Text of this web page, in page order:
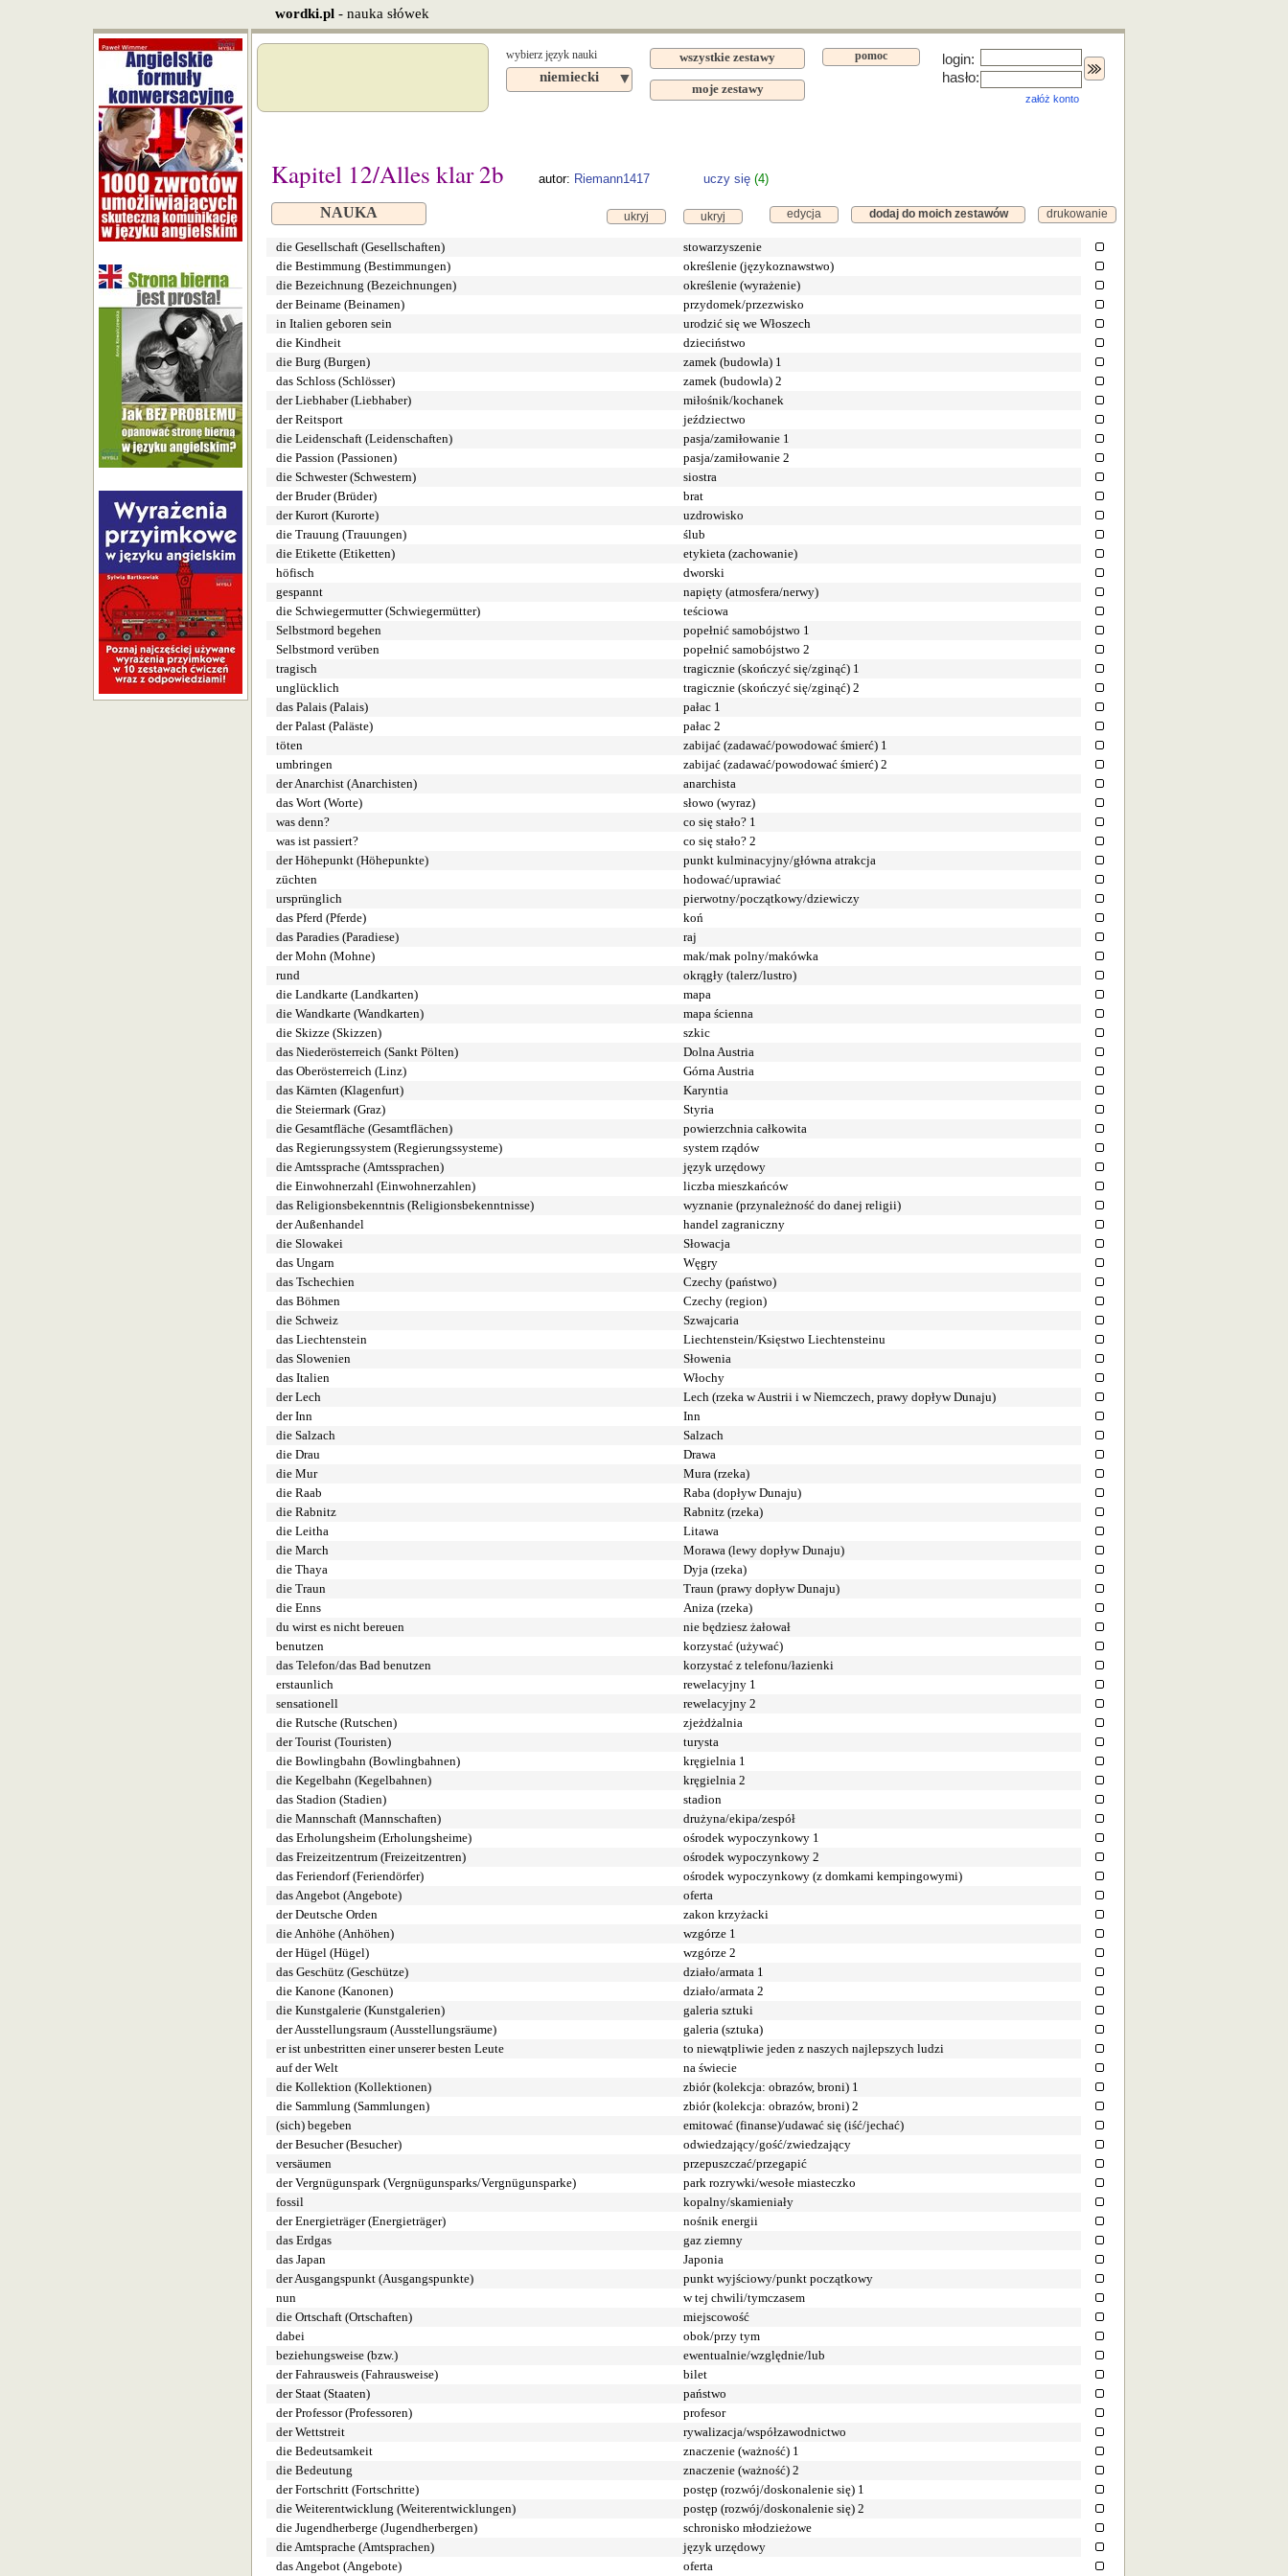
wordki.pl - nauka słówek
wybierz język nauki
niemiecki ▼
wszystkie zestawy
moje zestawy
pomoc
login:
hasło:
załóż konto
Kapitel 12/Alles klar 2b autor: Riemann1417 uczy się (4)
NAUKA ukryj ukryj edycja dodaj do moich zestawów drukowanie
die Gesellschaft (Gesellschaften)
stowarzyszenie
die Bestimmung (Bestimmungen)
określenie (językoznawstwo)
die Bezeichnung (Bezeichnungen)
określenie (wyrażenie)
der Beiname (Beinamen)
przydomek/przezwisko
in Italien geboren sein
urodzić się we Włoszech
die Kindheit
dzieciństwo
die Burg (Burgen)
zamek (budowla) 1
das Schloss (Schlösser)
zamek (budowla) 2
der Liebhaber (Liebhaber)
miłośnik/kochanek
der Reitsport
jeździectwo
die Leidenschaft (Leidenschaften)
pasja/zamiłowanie 1
die Passion (Passionen)
pasja/zamiłowanie 2
die Schwester (Schwestern)
siostra
der Bruder (Brüder)
brat
der Kurort (Kurorte)
uzdrowisko
die Trauung (Trauungen)
ślub
die Etikette (Etiketten)
etykieta (zachowanie)
höfisch
dworski
gespannt
napięty (atmosfera/nerwy)
die Schwiegermutter (Schwiegermütter)
teściowa
Selbstmord begehen
popełnić samobójstwo 1
Selbstmord verüben
popełnić samobójstwo 2
tragisch
tragicznie (skończyć się/zginąć) 1
unglücklich
tragicznie (skończyć się/zginąć) 2
das Palais (Palais)
pałac 1
der Palast (Paläste)
pałac 2
töten
zabijać (zadawać/powodować śmierć) 1
umbringen
zabijać (zadawać/powodować śmierć) 2
der Anarchist (Anarchisten)
anarchista
das Wort (Worte)
słowo (wyraz)
was denn?
co się stało? 1
was ist passiert?
co się stało? 2
der Höhepunkt (Höhepunkte)
punkt kulminacyjny/główna atrakcja
züchten
hodować/uprawiać
ursprünglich
pierwotny/początkowy/dziewiczy
das Pferd (Pferde)
koń
das Paradies (Paradiese)
raj
der Mohn (Mohne)
mak/mak polny/makówka
rund
okrągły (talerz/lustro)
die Landkarte (Landkarten)
mapa
die Wandkarte (Wandkarten)
mapa ścienna
die Skizze (Skizzen)
szkic
das Niederösterreich (Sankt Pölten)
Dolna Austria
das Oberösterreich (Linz)
Górna Austria
das Kärnten (Klagenfurt)
Karyntia
die Steiermark (Graz)
Styria
die Gesamtfläche (Gesamtflächen)
powierzchnia całkowita
das Regierungssystem (Regierungssysteme)
system rządów
die Amtssprache (Amtssprachen)
język urzędowy
die Einwohnerzahl (Einwohnerzahlen)
liczba mieszkańców
das Religionsbekenntnis (Religionsbekenntnisse)
wyznanie (przynależność do danej religii)
der Außenhandel
handel zagraniczny
die Slowakei
Słowacja
das Ungarn
Węgry
das Tschechien
Czechy (państwo)
das Böhmen
Czechy (region)
die Schweiz
Szwajcaria
das Liechtenstein
Liechtenstein/Księstwo Liechtensteinu
das Slowenien
Słowenia
das Italien
Włochy
der Lech
Lech (rzeka w Austrii i w Niemczech, prawy dopływ Dunaju)
der Inn
Inn
die Salzach
Salzach
die Drau
Drawa
die Mur
Mura (rzeka)
die Raab
Raba (dopływ Dunaju)
die Rabnitz
Rabnitz (rzeka)
die Leitha
Litawa
die March
Morawa (lewy dopływ Dunaju)
die Thaya
Dyja (rzeka)
die Traun
Traun (prawy dopływ Dunaju)
die Enns
Aniza (rzeka)
du wirst es nicht bereuen
nie będziesz żałował
benutzen
korzystać (używać)
das Telefon/das Bad benutzen
korzystać z telefonu/łazienki
erstaunlich
rewelacyjny 1
sensationell
rewelacyjny 2
die Rutsche (Rutschen)
zjeżdżalnia
der Tourist (Touristen)
turysta
die Bowlingbahn (Bowlingbahnen)
kręgielnia 1
die Kegelbahn (Kegelbahnen)
kręgielnia 2
das Stadion (Stadien)
stadion
die Mannschaft (Mannschaften)
drużyna/ekipa/zespół
das Erholungsheim (Erholungsheime)
ośrodek wypoczynkowy 1
das Freizeitzentrum (Freizeitzentren)
ośrodek wypoczynkowy 2
das Feriendorf (Feriendörfer)
ośrodek wypoczynkowy (z domkami kempingowymi)
das Angebot (Angebote)
oferta
der Deutsche Orden
zakon krzyżacki
die Anhöhe (Anhöhen)
wzgórze 1
der Hügel (Hügel)
wzgórze 2
das Geschütz (Geschütze)
działo/armata 1
die Kanone (Kanonen)
działo/armata 2
die Kunstgalerie (Kunstgalerien)
galeria sztuki
der Ausstellungsraum (Ausstellungsräume)
galeria (sztuka)
er ist unbestritten einer unserer besten Leute
to niewątpliwie jeden z naszych najlepszych ludzi
auf der Welt
na świecie
die Kollektion (Kollektionen)
zbiór (kolekcja: obrazów, broni) 1
die Sammlung (Sammlungen)
zbiór (kolekcja: obrazów, broni) 2
(sich) begeben
emitować (finanse)/udawać się (iść/jechać)
der Besucher (Besucher)
odwiedzający/gość/zwiedzający
versäumen
przepuszczać/przegapić
der Vergnügunspark (Vergnügunsparks/Vergnügunsparke)
park rozrywki/wesołe miasteczko
fossil
kopalny/skamieniały
der Energieträger (Energieträger)
nośnik energii
das Erdgas
gaz ziemny
das Japan
Japonia
der Ausgangspunkt (Ausgangspunkte)
punkt wyjściowy/punkt początkowy
nun
w tej chwili/tymczasem
die Ortschaft (Ortschaften)
miejscowość
dabei
obok/przy tym
beziehungsweise (bzw.)
ewentualnie/względnie/lub
der Fahrausweis (Fahrausweise)
bilet
der Staat (Staaten)
państwo
der Professor (Professoren)
profesor
der Wettstreit
rywalizacja/współzawodnictwo
die Bedeutsamkeit
znaczenie (ważność) 1
die Bedeutung
znaczenie (ważność) 2
der Fortschritt (Fortschritte)
postęp (rozwój/doskonalenie się) 1
die Weiterentwicklung (Weiterentwicklungen)
postęp (rozwój/doskonalenie się) 2
die Jugendherberge (Jugendherbergen)
schronisko młodzieżowe
die Amtsprache (Amtsprachen)
język urzędowy
das Angebot (Angebote)
oferta